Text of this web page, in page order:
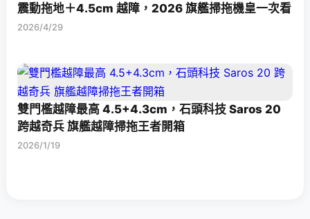
震動拖地＋4.5cm 越障，2026 旗艦掃拖機皇一次看
2026/4/29
雙門檻越障最高 4.5+4.3cm，石頭科技 Saros 20
跨越奇兵 旗艦越障掃拖王者開箱
2026/1/19